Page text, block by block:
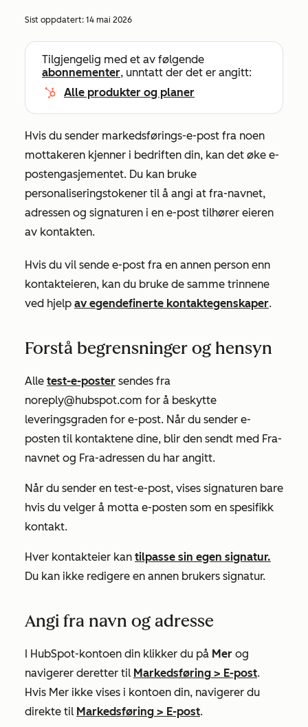
Sist oppdatert: 14 mai 2026
Tilgjengelig med et av følgende
abonnementer, unntatt der det er angitt:
Alle produkter og planer
Hvis du sender markedsførings-e-post fra noen
mottakeren kjenner i bedriften din, kan det øke e-
postengasjementet. Du kan bruke
personaliseringstokener til å angi at fra-navnet,
adressen og signaturen i en e-post tilhører eieren
av kontakten.
Hvis du vil sende e-post fra en annen person enn
kontakteieren, kan du bruke de samme trinnene
ved hjelp av egendefinerte kontaktegenskaper.
Forstå begrensninger og hensyn
Alle test-e-poster sendes fra
noreply@hubspot.com for å beskytte
leveringsgraden for e-post. Når du sender e-
posten til kontaktene dine, blir den sendt med Fra-
navnet og Fra-adressen du har angitt.
Når du sender en test-e-post, vises signaturen bare
hvis du velger å motta e-posten som en spesifikk
kontakt.
Hver kontakteier kan tilpasse sin egen signatur.
Du kan ikke redigere en annen brukers signatur.
Angi fra navn og adresse
I HubSpot-kontoen din klikker du på Mer og
navigerer deretter til Markedsføring > E-post.
Hvis Mer ikke vises i kontoen din, navigerer du
direkte til Markedsføring > E-post.